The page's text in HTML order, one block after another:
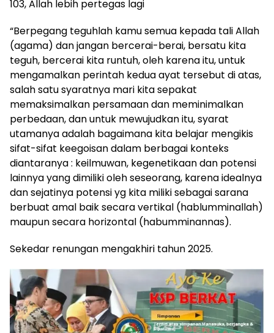
103, Allah lebih pertegas lagi
“Berpegang teguhlah kamu semua kepada tali Allah
(agama) dan jangan bercerai-berai, bersatu kita
teguh, bercerai kita runtuh, oleh karena itu, untuk
mengamalkan perintah kedua ayat tersebut di atas,
salah satu syaratnya mari kita sepakat
memaksimalkan persamaan dan meminimalkan
perbedaan, dan untuk mewujudkan itu, syarat
utamanya adalah bagaimana kita belajar mengikis
sifat-sifat keegoisan dalam berbagai konteks
diantaranya : keilmuwan, kegenetikaan dan potensi
lainnya yang dimiliki oleh seseorang, karena idealnya
dan sejatinya potensi yg kita miliki sebagai sarana
berbuat amal baik secara vertikal (hablumminallah)
maupun secara horizontal (habumminannas).
Sekedar renungan mengakhiri tahun 2025.